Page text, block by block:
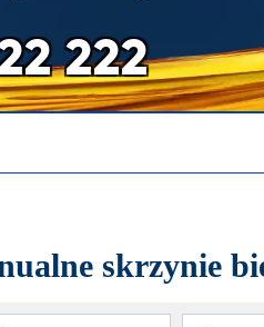
222
RYNKU
i
biegów,skrzynie